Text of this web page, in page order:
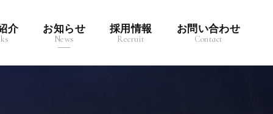
介 お知らせ
News
採用情報
Recruit
お問い合わせ
Contact